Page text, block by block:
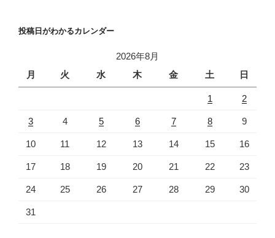
投稿日がわかるカレンダー
2026年8月
月
火 水 木 金 土 日
1 2
3 4 5 6 7 8 9
10 11 12 13 14 15 16
17 18 19 20 21 22 23
24 25 26 27 28 29 30
31